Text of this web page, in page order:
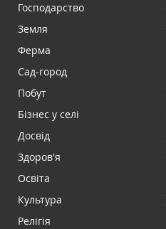
Господарство
Земля
Ферма
Сад-город
Побут
Бізнес у селі
Досвід
Здоров'я
Освіта
Культура
Релігія